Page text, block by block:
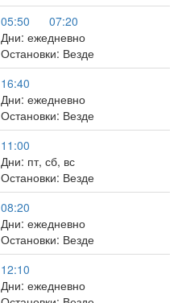
05:50
07:20
Дни: ежедневно
Остановки: Везде
16:40
Дни: ежедневно
Остановки: Везде
11:00
Дни: пт, сб, вс
Остановки: Везде
08:20
Дни: ежедневно
Остановки: Везде
12:10
Дни: ежедневно